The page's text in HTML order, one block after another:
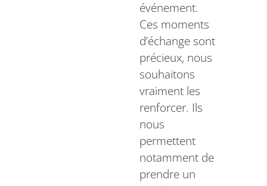
événement.
Ces moments
d’échange sont
précieux, nous
souhaitons
vraiment les
renforcer. Ils
nous
permettent
notamment de
prendre un